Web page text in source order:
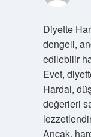
Diyette
dengeli,
edilebilir
Evet,
Hardal,
değerleri
Ancak,